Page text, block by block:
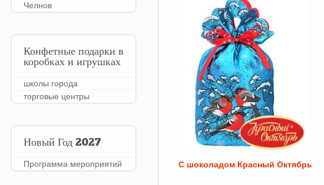
С шоколадом Красный Октябрь
Челнов
Конфетные подарки в
коробках и игрушках
школы города
торговые центры
Новый Год 2027
Программа мероприятий